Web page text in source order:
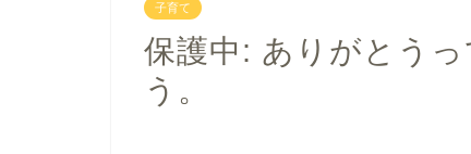
子育て
保護中: ありがとう
う。